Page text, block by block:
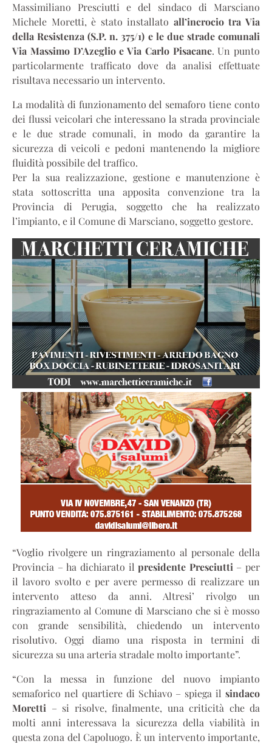
Massimiliano Presciutti e del sindaco di Marsciano
Michele Moretti, è stato installato all’incrocio tra Via
della Resistenza (S.P. n. 375/1) e le due strade comunali
Via Massimo D’Azeglio e Via Carlo Pisacane. Un punto
particolarmente trafficato dove da analisi effettuate
risultava necessario un intervento.
La modalità di funzionamento del semaforo tiene conto
dei flussi veicolari che interessano la strada provinciale
e le due strade comunali, in modo da garantire la
sicurezza di veicoli e pedoni mantenendo la migliore
fluidità possibile del traffico.
Per la sua realizzazione, gestione e manutenzione è
stata sottoscritta una apposita convenzione tra la
Provincia di Perugia, soggetto che ha realizzato
l’impianto, e il Comune di Marsciano, soggetto gestore.
“Voglio rivolgere un ringraziamento al personale della
Provincia – ha dichiarato ilpresidente Presciutti – per
il lavoro svolto e per avere permesso di realizzare un
intervento atteso da anni. Altresi’ rivolgo un
ringraziamento al Comune di Marsciano che si è mosso
con grande sensibilità, chiedendo un intervento
risolutivo. Oggi diamo una risposta in termini di
sicurezza su una arteria stradale molto importante”.
“Con la messa in funzione del nuovo impianto
semaforico nel quartiere di Schiavo – spiega il sindaco
Moretti – si risolve, finalmente, una criticità che da
molti anni interessava la sicurezza della viabilità in
questa zona del Capoluogo. È un intervento importante,